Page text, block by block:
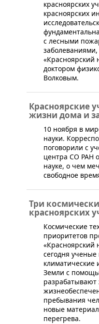
красноярских
красноярских
с лесными
«Красноярский
доктором
Волковым.
Красноярские
жизни дома и
10 ноября в
науки.
поговорили с
центра СО РАН
науке, о чем
свободное
Три
красноярских
​Космические
приоритетов
сегодня
климатические
Земли с
разрабатывают
пребывания
новые
перегрева.